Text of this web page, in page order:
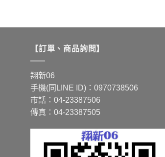
【訂單、商品詢問】
翔新06
手機(同LINE ID)：0970738506
市話：04-23387506
傳真：04-23387505